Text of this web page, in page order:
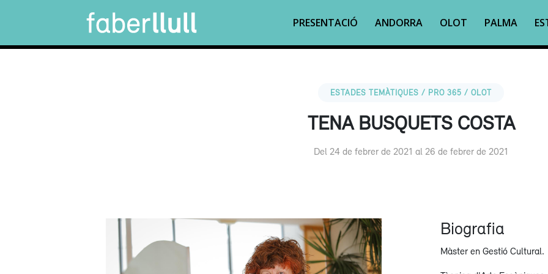
PRESENTACIÓ ANDORRA OLOT PALMA
ESTADES TEMÀTIQUES / PRO 365 / OLOT
TENA BUSQUETS COSTA
Del 24 de febrer de 2021 al 26 de febrer de 2021
Biografia
Màster en Gestió Cultural.